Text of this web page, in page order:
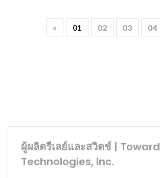
« 01 02 03 04
ผู้ผลิตรีเลย์และสวิตช์ | Toward
Technologies, Inc.